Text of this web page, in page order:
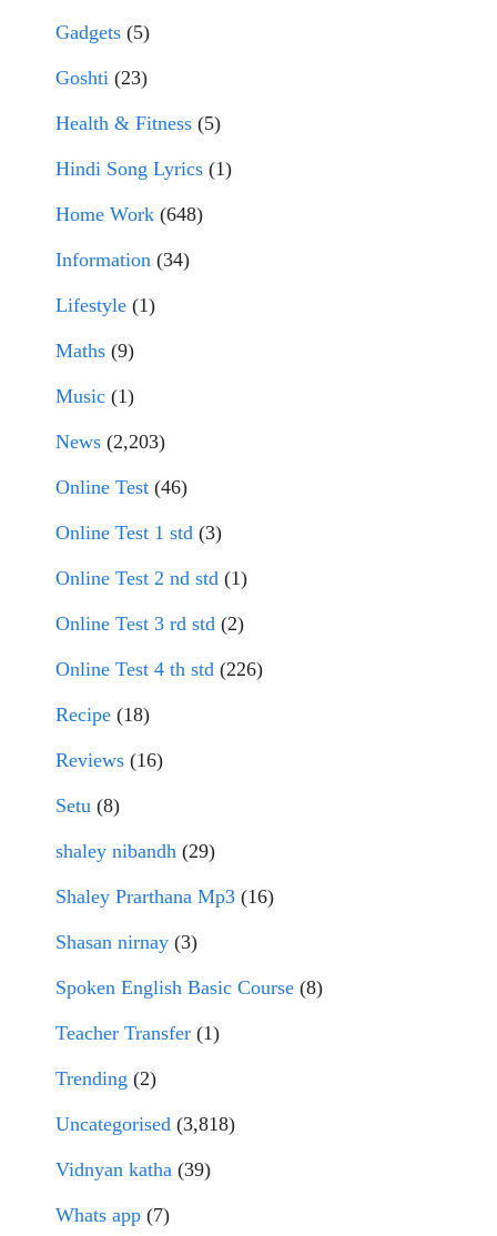
Gadgets (5)
Goshti (23)
Health & Fitness (5)
Hindi Song Lyrics (1)
Home Work (648)
Information (34)
Lifestyle (1)
Maths (9)
Music (1)
News (2,203)
Online Test (46)
Online Test 1 std (3)
Online Test 2 nd std (1)
Online Test 3 rd std (2)
Online Test 4 th std (226)
Recipe (18)
Reviews (16)
Setu (8)
shaley nibandh (29)
Shaley Prarthana Mp3 (16)
Shasan nirnay (3)
Spoken English Basic Course (8)
Teacher Transfer (1)
Trending (2)
Uncategorised (3,818)
Vidnyan katha (39)
Whats app (7)